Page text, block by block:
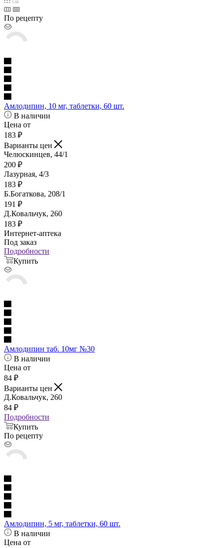
По рецепту
Амлодипин, 10 мг, таблетки, 60 шт.
В наличии
Цена от
183 ₽
Варианты цен
Челюскинцев, 44/1
200 ₽
Лазурная, 4/3
183 ₽
Б.Богаткова, 208/1
191 ₽
Д.Ковальчук, 260
183 ₽
Интернет-аптека
Под заказ
Подробности
Купить
Амлодипин таб. 10мг №30
В наличии
Цена от
84 ₽
Варианты цен
Д.Ковальчук, 260
84 ₽
Подробности
Купить
По рецепту
Амлодипин, 5 мг, таблетки, 60 шт.
В наличии
Цена от